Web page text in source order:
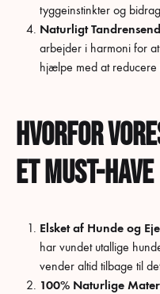
tyggeinstinkter og
Naturligt
arbejder i harmoni for
hjælpe med at reducere
Hvorfor
et Must-Have
Elsket af Hunde og
har vundet utallige
vender altid tilbage til
100% Naturlige